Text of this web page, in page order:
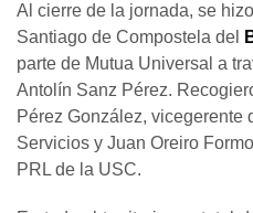
Al cierre de la jornada, se
Santiago de Compostela del
parte de Mutua Universal a
Antolín Sanz Pérez.
Pérez González, vicegerente
Servicios y Juan Oreiro
PRL de la USC.